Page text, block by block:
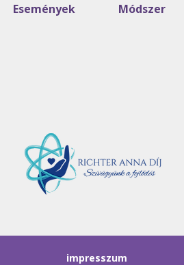
Események Módszer
impresszum